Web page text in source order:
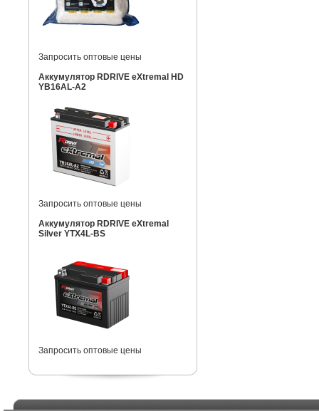
Запросить оптовые цены
Аккумулятор RDRIVE eXtremal HD
YB16AL-A2
Запросить оптовые цены
Аккумулятор RDRIVE eXtremal
Silver YTX4L-BS
Запросить оптовые цены